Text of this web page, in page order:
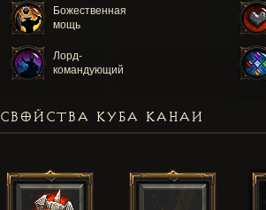
Божественная
мощь
Лорд-
командующий
СВОЙСТВА КУБА КАНАИ